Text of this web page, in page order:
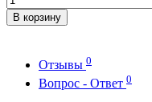
В корзину
Отзывы 0
Вопрос - Ответ 0